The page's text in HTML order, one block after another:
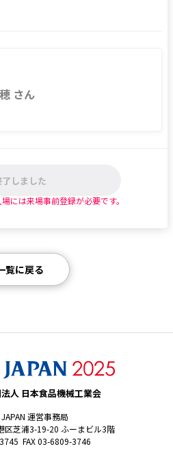
さん
了しました
には来場事前登録が必要です。
覧に戻る
人 日本食品機械工業会
運営事務局
区芝浦3-19-20 ふーまビル3階
FAX 03-6809-3746